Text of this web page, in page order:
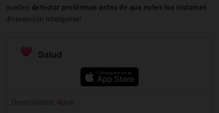
pueden detectar problemas antes de que notes los síntomas
¡Prevención inteligente!
Salud
Apple